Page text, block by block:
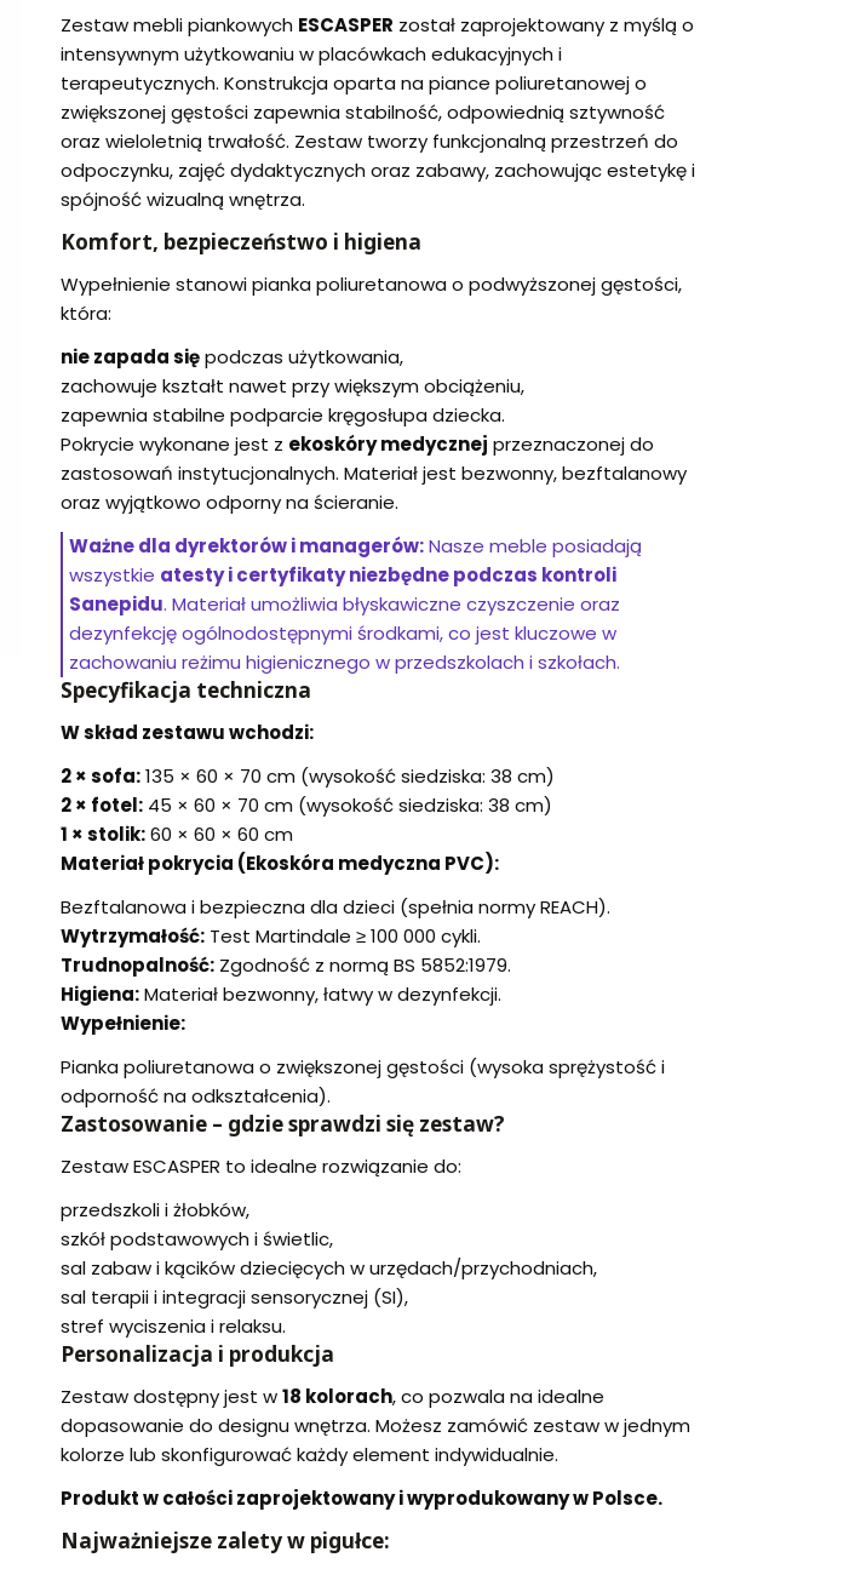
Zestaw mebli piankowych ESCASPER został zaprojektowany z myślą o
intensywnym użytkowaniu w placówkach edukacyjnych i
terapeutycznych. Konstrukcja oparta na piance poliuretanowej o
zwiększonej gęstości zapewnia stabilność, odpowiednią sztywność
oraz wieloletnią trwałość. Zestaw tworzy funkcjonalną przestrzeń do
odpoczynku, zajęć dydaktycznych oraz zabawy, zachowując estetykę i
spójność wizualną wnętrza.
Komfort, bezpieczeństwo i higiena
Wypełnienie stanowi pianka poliuretanowa o podwyższonej gęstości,
która:
nie zapada siępodczas użytkowania,
zachowuje kształt nawet przy większym obciążeniu,
zapewnia stabilne podparcie kręgosłupa dziecka.
Pokrycie wykonane jest z ekoskóry medycznej przeznaczonej do
zastosowań instytucjonalnych. Materiał jest bezwonny, bezftalanowy
oraz wyjątkowo odporny na ścieranie.
Ważne dla dyrektorów i managerów:Nasze meble posiadają
wszystkie atesty i certyfikaty niezbędne podczas kontroli
Sanepidu. Materiał umożliwia błyskawiczne czyszczenie oraz
dezynfekcję ogólnodostępnymi środkami, co jest kluczowe w
zachowaniu reżimu higienicznego w przedszkolach i szkołach.
Specyfikacja techniczna
W skład zestawu wchodzi:
2 × sofa:135 × 60 × 70 cm (wysokość siedziska: 38 cm)
2 × fotel: 45 × 60 × 70 cm (wysokość siedziska: 38 cm)
1 × stolik:60 × 60 × 60 cm
Materiał pokrycia (Ekoskóra medyczna PVC):
Bezftalanowa i bezpieczna dla dzieci (spełnia normy REACH).
Wytrzymałość: Test Martindale ≥ 100 000 cykli.
Trudnopalność: Zgodność z normą BS 5852:1979.
Higiena:Materiał bezwonny, łatwy w dezynfekcji.
Wypełnienie:
Pianka poliuretanowa o zwiększonej gęstości (wysoka sprężystość i
odporność na odkształcenia).
Zastosowanie – gdzie sprawdzi się zestaw?
Zestaw ESCASPER to idealne rozwiązanie do:
przedszkoli i żłobków,
szkół podstawowych i świetlic,
sal zabaw i kącików dziecięcych w urzędach/przychodniach,
sal terapii i integracji sensorycznej (SI),
stref wyciszenia i relaksu.
Personalizacja i produkcja
Zestaw dostępny jest w18 kolorach, co pozwala na idealne
dopasowanie do designu wnętrza. Możesz zamówić zestaw w jednym
kolorze lub skonfigurować każdy element indywidualnie.
Produkt w całości zaprojektowany i wyprodukowany w Polsce.
Najważniejsze zalety w pigułce: